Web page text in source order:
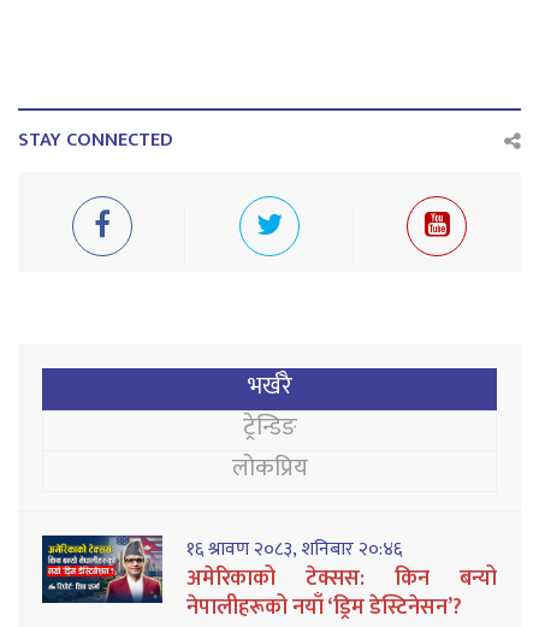
STAY CONNECTED
भर्खरै
ट्रेन्डिङ
लोकप्रिय
१६ श्रावण २०८३, शनिबार २०:४६
अमेरिकाको टेक्सस: किन बन्यो
नेपालीहरूको नयाँ ‘ड्रिम डेस्टिनेसन’?